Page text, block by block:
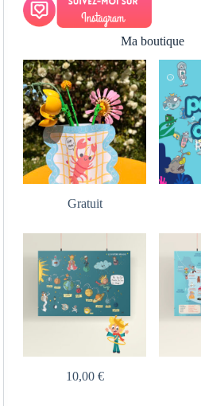
Ma boutique
Gratuit
10,00 €